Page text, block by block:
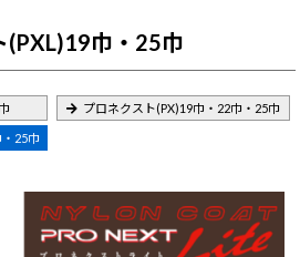
(PXL)19巾・25巾
プロネクスト(PX)19巾・22巾・25巾
25巾